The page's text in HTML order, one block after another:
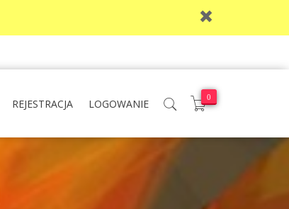
REJESTRACJA LOGOWANIE
0